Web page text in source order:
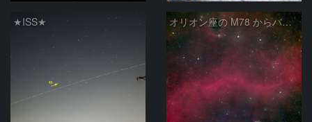
★ISS★ オリオン座の M78 からバーナードループをまたいで LDN1622あたり